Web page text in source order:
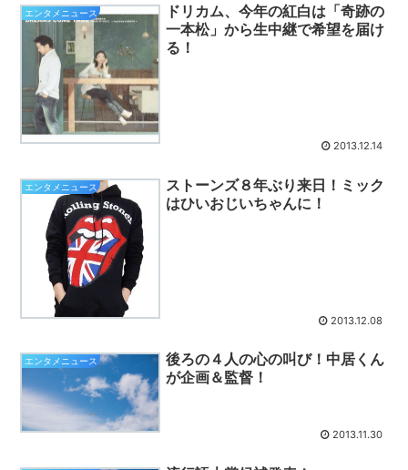
エンタメニュース
ドリカム、今年の紅白は「奇跡の
一本松」から生中継で希望を届け
る！
2013.12.14
エンタメニュース
ストーンズ８年ぶり来日！ミック
はひいおじいちゃんに！
2013.12.08
エンタメニュース
後ろの４人の心の叫び！中居くん
が企画＆監督！
2013.11.30